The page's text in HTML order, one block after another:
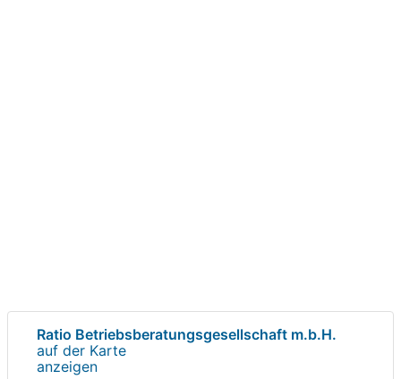
Ratio Betriebsberatungsgesellschaft m.b.H.
auf der Karte
anzeigen